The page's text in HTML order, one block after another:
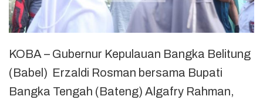
KOBA – Gubernur Kepulauan Bangka Belitung
(Babel) Erzaldi Rosman bersama Bupati
Bangka Tengah (Bateng) Algafry Rahman,